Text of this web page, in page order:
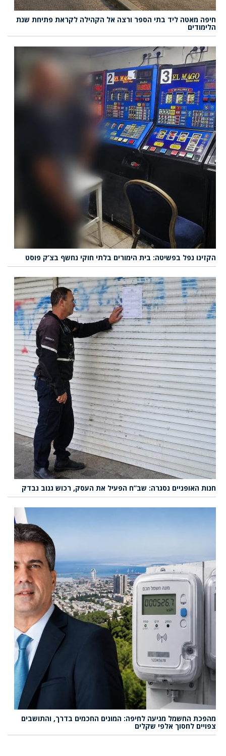
חיפה מאטה ליד בתי הספר ורצה אל הקהילה לקראת פתיחת שנת
הלימודים
הקזינו נפל בפשיטה: בית הימורים בלתי חוקי נחשף בצ’ק פוסט
חנות האופניים נסגרה: שב”ח הפעיל את העסק, רכוש גנוב נבדק
מהפכת החשמל מגיעה לחיפה: המונים החכמים בדרך, והתושבים
צפויים לחסוך אלפי שקלים